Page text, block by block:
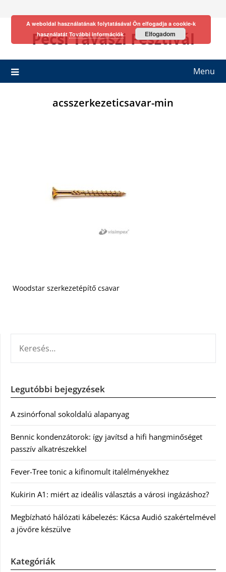
Pécsi Tavaszi Fesztivál
Menu
acsszerkezeticsavar-min
Woodstar szerkezetépítő csavar
Legutóbbi bejegyzések
A zsinórfonal sokoldalú alapanyag
Bennic kondenzátorok: így javítsd a hifi hangminőséget
passzív alkatrészekkel
Fever-Tree tonic a kifinomult italélményekhez
Kukirin A1: miért az ideális választás a városi ingázáshoz?
Megbízható hálózati kábelezés: Kácsa Audió szakértelmével
a jövőre készülve
Kategóriák
A weboldal használatának folytatásával Ön elfogadja a cookie-k
használatát További információk Elfogadom